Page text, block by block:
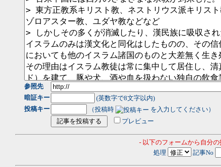
参照先
暗証キー
(英数字で8文字以内)
投稿キー
（投稿時
を入力してください）
プレビュー
- 以下のフォームから自分
処理
記事No